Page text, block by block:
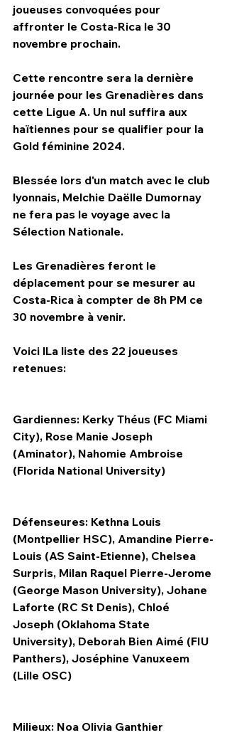
HPN Live
joueuses convoquées pour
affronter le Costa-Rica le 30
novembre prochain.
Cette rencontre sera la dernière
journée pour les Grenadières dans
cette Ligue A. Un nul suffira aux
haïtiennes pour se qualifier pour la
Gold féminine 2024.
Blessée lors d'un match avec le club
lyonnais, Melchie Daëlle Dumornay
ne fera pas le voyage avec la
Sélection Nationale.
Les Grenadières feront le
déplacement pour se mesurer au
Costa-Rica à compter de 8h PM ce
30 novembre à venir.
Voici lLa liste des 22 joueuses
retenues:
Gardiennes: Kerky Théus (FC Miami
City), Rose Manie Joseph
(Aminator), Nahomie Ambroise
(Florida National University)
Défenseures: Kethna Louis
(Montpellier HSC), Amandine Pierre-
Louis (AS Saint-Etienne), Chelsea
Surpris, Milan Raquel Pierre-Jerome
(George Mason University), Johane
Laforte (RC St Denis), Chloé
Joseph (Oklahoma State
University), Deborah Bien Aimé (FIU
Panthers), Joséphine Vanuxeem
(Lille OSC)
Milieux: Noa Olivia Ganthier